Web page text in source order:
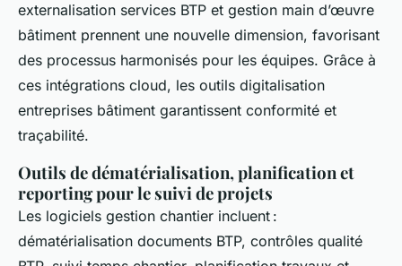
externalisation services BTP et gestion main d’œuvre
bâtiment prennent une nouvelle dimension, favorisant
des processus harmonisés pour les équipes. Grâce à
ces intégrations cloud, les outils digitalisation
entreprises bâtiment garantissent conformité et
traçabilité.
Outils de dématérialisation, planification et
reporting pour le suivi de projets
Les logiciels gestion chantier incluent :
dématérialisation documents BTP, contrôles qualité